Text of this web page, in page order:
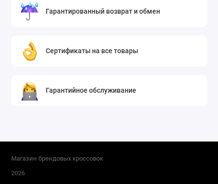
Гарантированный возврат и обмен
Сертификаты на все товары
Гарантийное обслуживание
Магазин брендовых кроссовок
2026